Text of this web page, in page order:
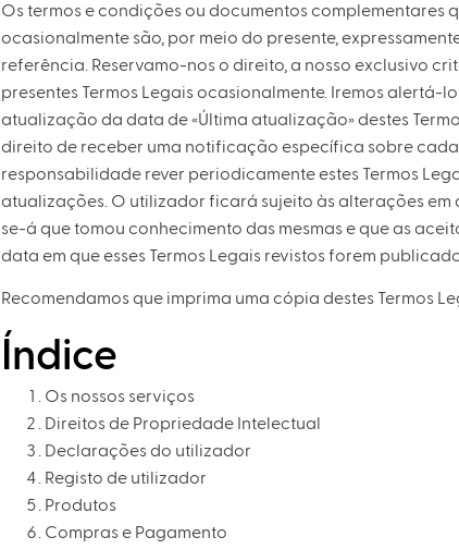
Os termos e condições ou documentos complementares
ocasionalmente são, por meio do presente,
referência. Reservamo-nos o direito, a nosso exclusivo
presentes Termos Legais ocasionalmente. Iremos alertá-
atualização da data de «Última atualização» destes
direito de receber uma notificação específica sobre cada
responsabilidade rever periodicamente estes Termos
atualizações. O utilizador ficará sujeito às alterações em
se-á que tomou conhecimento das mesmas e que as
data em que esses Termos Legais revistos forem
Recomendamos que imprima uma cópia destes Termos
Índice
Os nossos serviços
Direitos de Propriedade Intelectual
Declarações do utilizador
Registo de utilizador
Produtos
Compras e Pagamento